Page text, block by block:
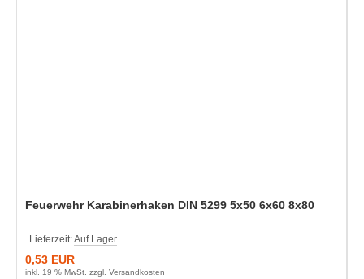
Feuerwehr Karabinerhaken DIN 5299 5x50 6x60 8x80
Lieferzeit:Auf Lager
0,53 EUR
inkl. 19 % MwSt. zzgl. Versandkosten